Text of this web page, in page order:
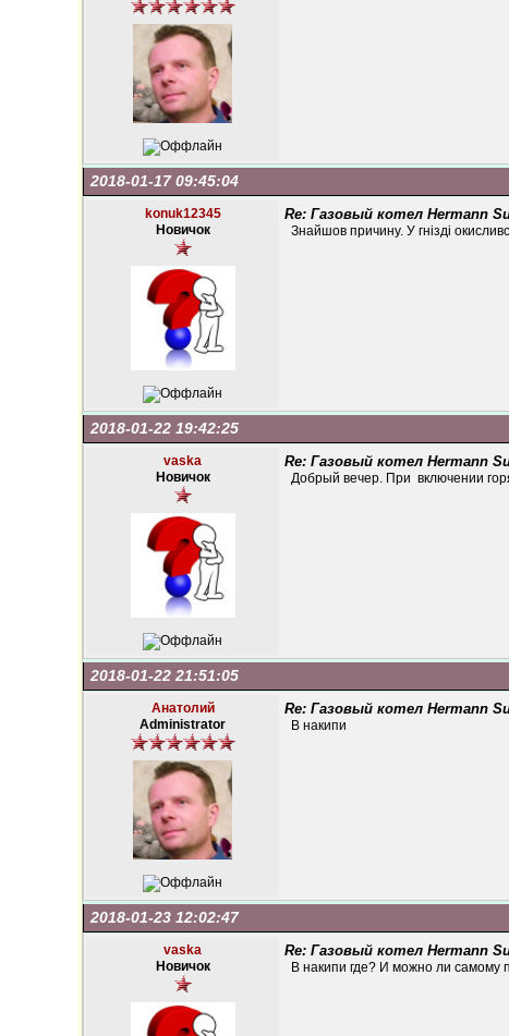
2018-01-17 09:45:04
konuk12345
Новичок
Re: Газовый котел Hermann
Знайшов причину. У гнізді
2018-01-22 19:42:25
vaska
Новичок
Re: Газовый котел Hermann
Добрый вечер. При включении
2018-01-22 21:51:05
Анатолий
Administrator
Re: Газовый котел Hermann
В накипи
2018-01-23 12:02:47
vaska
Новичок
Re: Газовый котел Hermann
В накипи где? И можно ли самому